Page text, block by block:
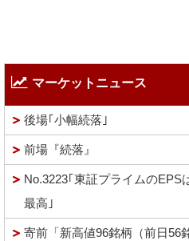
マーケットニュース
後場｢小幅続落｣
前場『続落』
No.3223｢東証プライムのEPS
最高｣
寄前「新高値96銘柄（前日56